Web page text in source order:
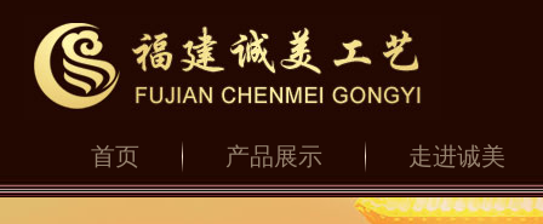
首页 产品展示 走进诚美